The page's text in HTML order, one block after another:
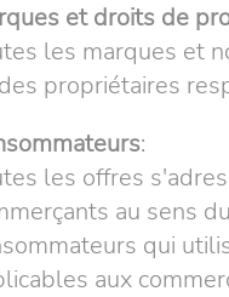
et droits de
les marques et
propriétaires
:
les offres
au sens
qui
aux